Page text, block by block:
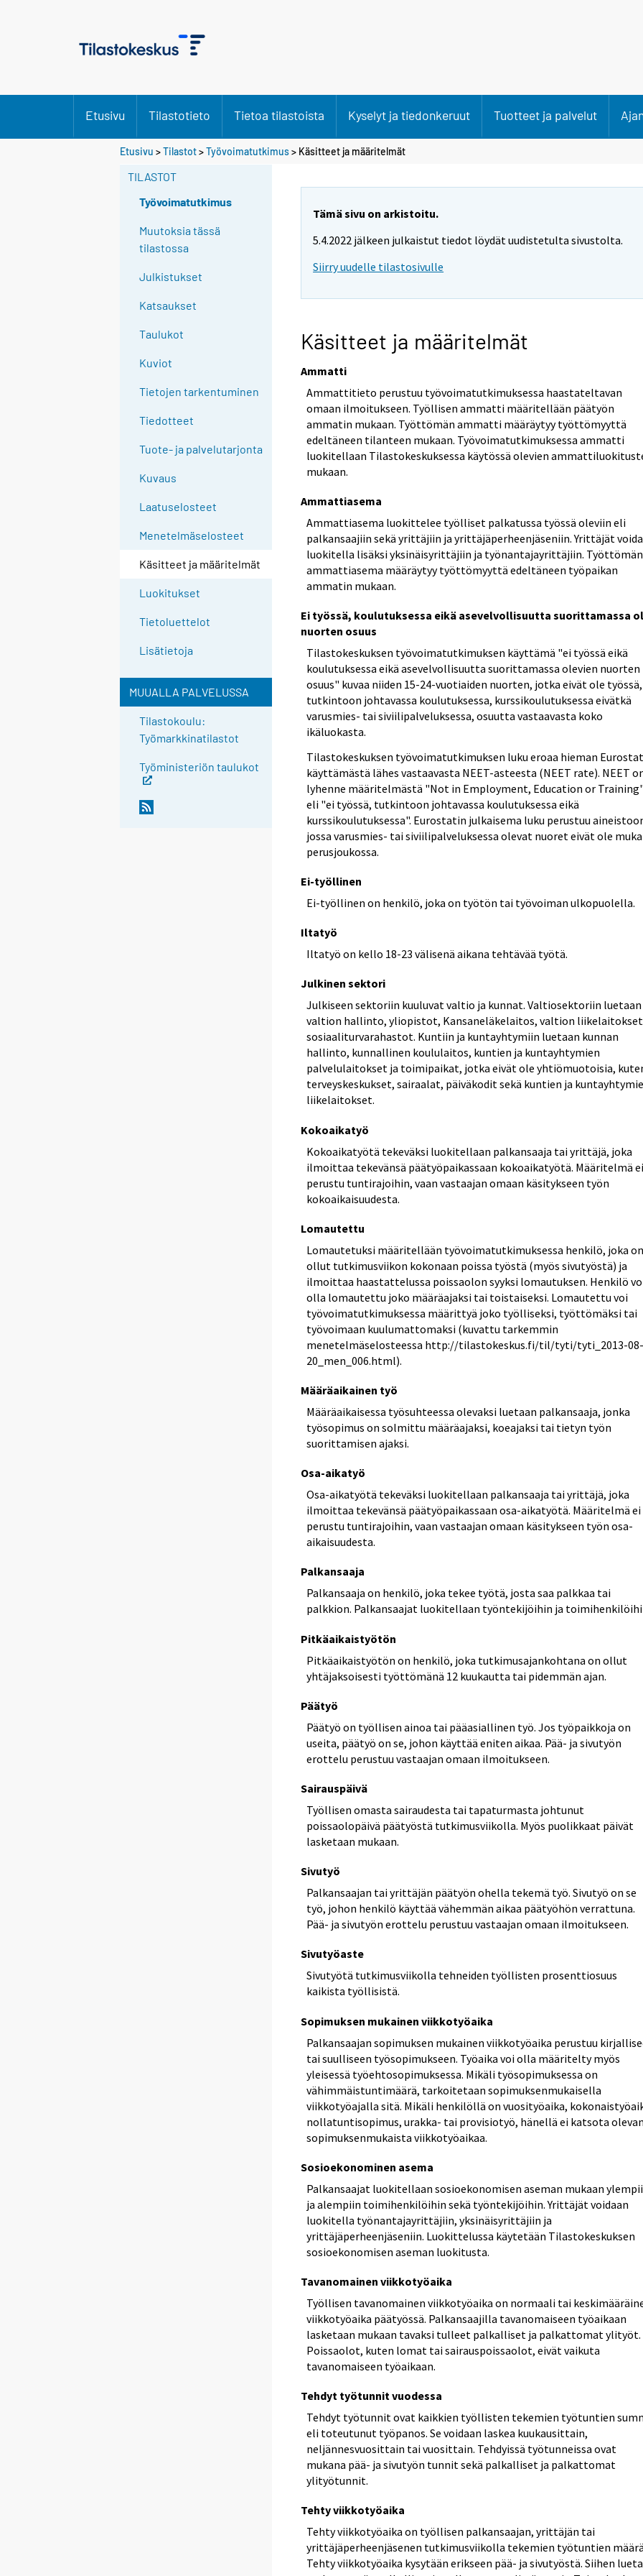
Etusivu Tilastotieto Tietoa tilastoista Kyselyt ja tiedonkeruut Tuotteet ja palvelut
Etusivu >Tilastot>Työvoimatutkimus> Käsitteet ja määritelmät
TILASTOT
Työvoimatutkimus
Muutoksia tässä
tilastossa
Julkistukset
Katsaukset
Taulukot
Kuviot
Tietojen tarkentuminen
Tiedotteet
Tuote- ja palvelutarjonta
Kuvaus
Laatuselosteet
Menetelmäselosteet
Käsitteet ja määritelmät
Luokitukset
Tietoluettelot
Lisätietoja
MUUALLA PALVELUSSA
Tilastokoulu:
Työmarkkinatilastot
Työministeriön taulukot
Tämä sivu on arkistoitu.
5.4.2022 jälkeen julkaistut tiedot löydät uudistetulta sivustolta.
Siirry uudelle tilastosivulle
Käsitteet ja määritelmät
Ammatti
Ammattitieto perustuu työvoimatutkimuksessa haastateltavan
omaan ilmoitukseen. Työllisen ammatti määritellään päätyön
ammatin mukaan. Työttömän ammatti määräytyy työttömyyttä
edeltäneen tilanteen mukaan. Työvoimatutkimuksessa ammatti
luokitellaan Tilastokeskuksessa käytössä olevien
mukaan.
Ammattiasema
Ammattiasema luokittelee työlliset palkatussa työssä oleviin eli
palkansaajiin sekä yrittäjiin ja yrittäjäperheenjäseniin. Yrittäjät
luokitella lisäksi yksinäisyrittäjiin ja työnantajayrittäjiin. Työttömän
ammattiasema määräytyy työttömyyttä edeltäneen työpaikan
ammatin mukaan.
Ei työssä, koulutuksessa eikä asevelvollisuutta suorittamassa
nuorten osuus
Tilastokeskuksen työvoimatutkimuksen käyttämä "ei työssä eikä
koulutuksessa eikä asevelvollisuutta suorittamassa olevien nuorten
osuus" kuvaa niiden 15-24-vuotiaiden nuorten, jotka eivät ole työssä,
tutkintoon johtavassa koulutuksessa, kurssikoulutuksessa eivätkä
varusmies- tai siviilipalveluksessa, osuutta vastaavasta koko
ikäluokasta.
Tilastokeskuksen työvoimatutkimuksen luku eroaa hieman
käyttämästä lähes vastaavasta NEET-asteesta (NEET rate). NEET
lyhenne määritelmästä "Not in Employment, Education or
eli "ei työssä, tutkintoon johtavassa koulutuksessa eikä
kurssikoulutuksessa". Eurostatin julkaisema luku perustuu
jossa varusmies- tai siviilipalveluksessa olevat nuoret eivät ole
perusjoukossa.
Ei-työllinen
Ei-työllinen on henkilö, joka on työtön tai työvoiman ulkopuolella.
Iltatyö
Iltatyö on kello 18-23 välisenä aikana tehtävää työtä.
Julkinen sektori
Julkiseen sektoriin kuuluvat valtio ja kunnat. Valtiosektoriin luetaan
valtion hallinto, yliopistot, Kansaneläkelaitos, valtion
sosiaaliturvarahastot. Kuntiin ja kuntayhtymiin luetaan kunnan
hallinto, kunnallinen koululaitos, kuntien ja kuntayhtymien
palvelulaitokset ja toimipaikat, jotka eivät ole yhtiömuotoisia,
terveyskeskukset, sairaalat, päiväkodit sekä kuntien ja
liikelaitokset.
Kokoaikatyö
Kokoaikatyötä tekeväksi luokitellaan palkansaaja tai yrittäjä, joka
ilmoittaa tekevänsä päätyöpaikassaan kokoaikatyötä. Määritelmä
perustu tuntirajoihin, vaan vastaajan omaan käsitykseen työn
kokoaikaisuudesta.
Lomautettu
Lomautetuksi määritellään työvoimatutkimuksessa henkilö, joka
ollut tutkimusviikon kokonaan poissa työstä (myös sivutyöstä) ja
ilmoittaa haastattelussa poissaolon syyksi lomautuksen. Henkilö
olla lomautettu joko määräajaksi tai toistaiseksi. Lomautettu voi
työvoimatutkimuksessa määrittyä joko työlliseksi, työttömäksi tai
työvoimaan kuulumattomaksi (kuvattu tarkemmin
menetelmäselosteessa http://tilastokeskus.fi/til/tyti/tyti_2013-
20_men_006.html).
Määräaikainen työ
Määräaikaisessa työsuhteessa olevaksi luetaan palkansaaja, jonka
työsopimus on solmittu määräajaksi, koeajaksi tai tietyn työn
suorittamisen ajaksi.
Osa-aikatyö
Osa-aikatyötä tekeväksi luokitellaan palkansaaja tai yrittäjä, joka
ilmoittaa tekevänsä päätyöpaikassaan osa-aikatyötä. Määritelmä ei
perustu tuntirajoihin, vaan vastaajan omaan käsitykseen työn osa-
aikaisuudesta.
Palkansaaja
Palkansaaja on henkilö, joka tekee työtä, josta saa palkkaa tai
palkkion. Palkansaajat luokitellaan työntekijöihin ja
Pitkäaikaistyötön
Pitkäaikaistyötön on henkilö, joka tutkimusajankohtana on ollut
yhtäjaksoisesti työttömänä 12 kuukautta tai pidemmän ajan.
Päätyö
Päätyö on työllisen ainoa tai pääasiallinen työ. Jos työpaikkoja on
useita, päätyö on se, johon käyttää eniten aikaa. Pää- ja sivutyön
erottelu perustuu vastaajan omaan ilmoitukseen.
Sairauspäivä
Työllisen omasta sairaudesta tai tapaturmasta johtunut
poissaolopäivä päätyöstä tutkimusviikolla. Myös puolikkaat päivät
lasketaan mukaan.
Sivutyö
Palkansaajan tai yrittäjän päätyön ohella tekemä työ. Sivutyö on se
työ, johon henkilö käyttää vähemmän aikaa päätyöhön verrattuna.
Pää- ja sivutyön erottelu perustuu vastaajan omaan ilmoitukseen.
Sivutyöaste
Sivutyötä tutkimusviikolla tehneiden työllisten prosenttiosuus
kaikista työllisistä.
Sopimuksen mukainen viikkotyöaika
Palkansaajan sopimuksen mukainen viikkotyöaika perustuu
tai suulliseen työsopimukseen. Työaika voi olla määritelty myös
yleisessä työehtosopimuksessa. Mikäli työsopimuksessa on
vähimmäistuntimäärä, tarkoitetaan sopimuksenmukaisella
viikkotyöajalla sitä. Mikäli henkilöllä on vuosityöaika,
nollatuntisopimus, urakka- tai provisiotyö, hänellä ei katsota
sopimuksenmukaista viikkotyöaikaa.
Sosioekonominen asema
Palkansaajat luokitellaan sosioekonomisen aseman mukaan
ja alempiin toimihenkilöihin sekä työntekijöihin. Yrittäjät voidaan
luokitella työnantajayrittäjiin, yksinäisyrittäjiin ja
yrittäjäperheenjäseniin. Luokittelussa käytetään Tilastokeskuksen
sosioekonomisen aseman luokitusta.
Tavanomainen viikkotyöaika
Työllisen tavanomainen viikkotyöaika on normaali tai
viikkotyöaika päätyössä. Palkansaajilla tavanomaiseen työaikaan
lasketaan mukaan tavaksi tulleet palkalliset ja palkattomat ylityöt.
Poissaolot, kuten lomat tai sairauspoissaolot, eivät vaikuta
tavanomaiseen työaikaan.
Tehdyt työtunnit vuodessa
Tehdyt työtunnit ovat kaikkien työllisten tekemien työtuntien
eli toteutunut työpanos. Se voidaan laskea kuukausittain,
neljännesvuosittain tai vuosittain. Tehdyissä työtunneissa ovat
mukana pää- ja sivutyön tunnit sekä palkalliset ja palkattomat
ylityötunnit.
Tehty viikkotyöaika
Tehty viikkotyöaika on työllisen palkansaajan, yrittäjän tai
yrittäjäperheenjäsenen tutkimusviikolla tekemien työtuntien
Tehty viikkotyöaika kysytään erikseen pää- ja sivutyöstä. Siihen